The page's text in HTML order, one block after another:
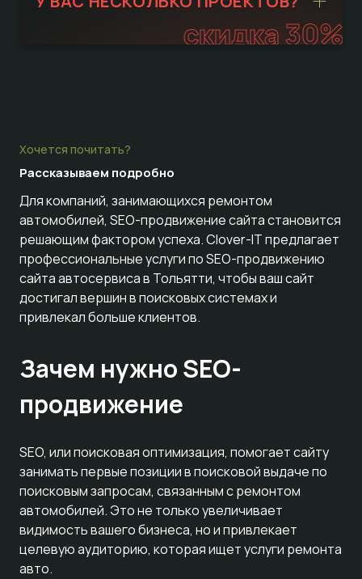
скидка 30%
Хочется почитать?
Рассказываем подробно
Для компаний, занимающихся ремонтом
автомобилей, SEO-продвижение сайта становится
решающим фактором успеха. Clover-IT предлагает
профессиональные услуги по SEO-продвижению
сайта автосервиса в Тольятти, чтобы ваш сайт
достигал вершин в поисковых системах и
привлекал больше клиентов.
Зачем нужно SEO-
продвижение
SEO, или поисковая оптимизация, помогает сайту
занимать первые позиции в поисковой выдаче по
поисковым запросам, связанным с ремонтом
автомобилей. Это не только увеличивает
видимость вашего бизнеса, но и привлекает
целевую аудиторию, которая ищет услуги ремонта
авто.